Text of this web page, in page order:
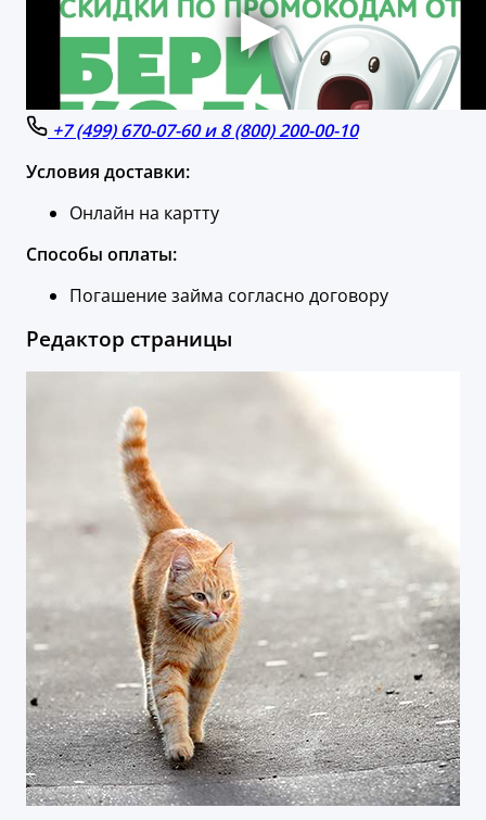
+7 (499) 670-07-60 и 8 (800) 200-00-10
Условия доставки:
Онлайн на картту
Способы оплаты:
Погашение займа согласно договору
Редактор страницы